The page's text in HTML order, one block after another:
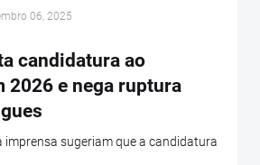
06, 2025
candidatura ao
2026 e nega ruptura
sugeriam que a candidatura